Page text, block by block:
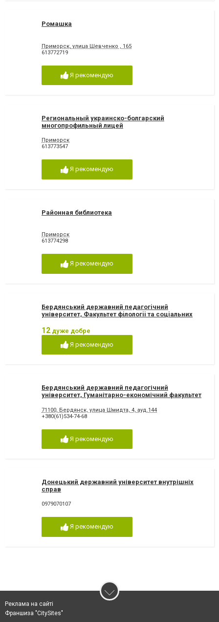
Ромашка
Приморск, улица Шевченко , 165
613772719
Я рекомендую
Региональный украинско-болгарский
многопрофильный лицей
Приморск
613773547
Я рекомендую
Районная библиотека
Приморск
613774298
Я рекомендую
Бердянський державний педагогiчний
університет, Факультет фiлологii та соцiальних
12 дуже добре
Я рекомендую
Бердянський державний педагогічний
університет, Гуманітарно-економічний факультет
71100, Бердянск, улица Шмидта, 4, ауд.144
+380(61)534-74-68
Я рекомендую
Донецький державний університет внутрішніх
справ
0979070107
Я рекомендую
Реклама на сайті
Франшиза "CitySites"